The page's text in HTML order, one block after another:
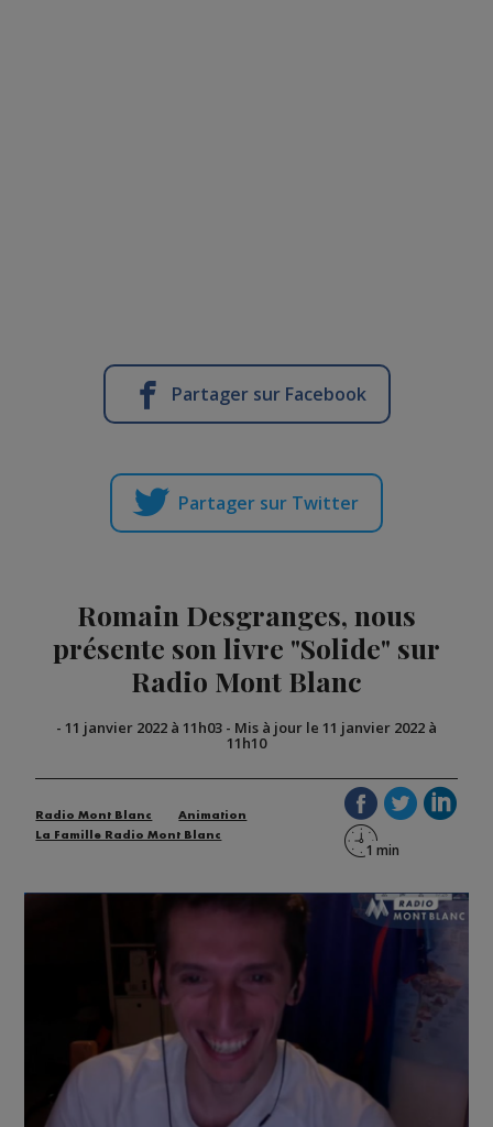
Partager sur Facebook
Partager sur Twitter
Romain Desgranges, nous
présente son livre "Solide" sur
Radio Mont Blanc
- 11 janvier 2022 à 11h03 - Mis à jour le 11 janvier 2022 à
11h10
Radio Mont Blanc
Animation
La Famille Radio Mont Blanc